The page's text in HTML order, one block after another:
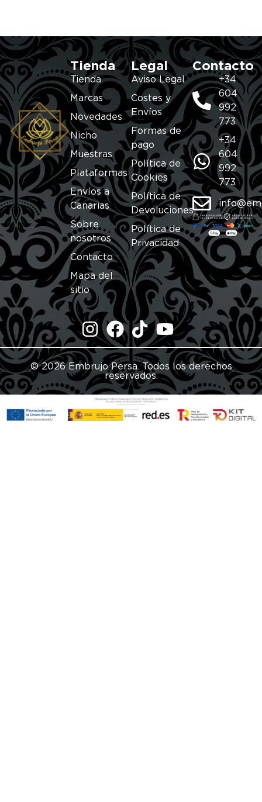
Tienda
Tienda
Marcas
Novedades
Nicho
Muestras
Plataformas
Envíos a
Canarias
Sobre
nosotros
Contacto
Mapa del
sitio
Legal
Aviso Legal
Costes y
Envíos
Formas de
pago
Política de
Cookies
Política de
Devoluciones
Política de
Privacidad
Contacto
+34
604
992
773
+34
604
992
773
© 2026 Embrujo Persa. Todos los derechos
reservados.